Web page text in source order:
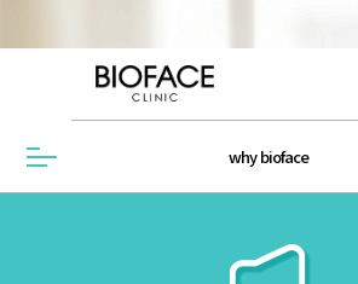
메뉴열기 why bioface